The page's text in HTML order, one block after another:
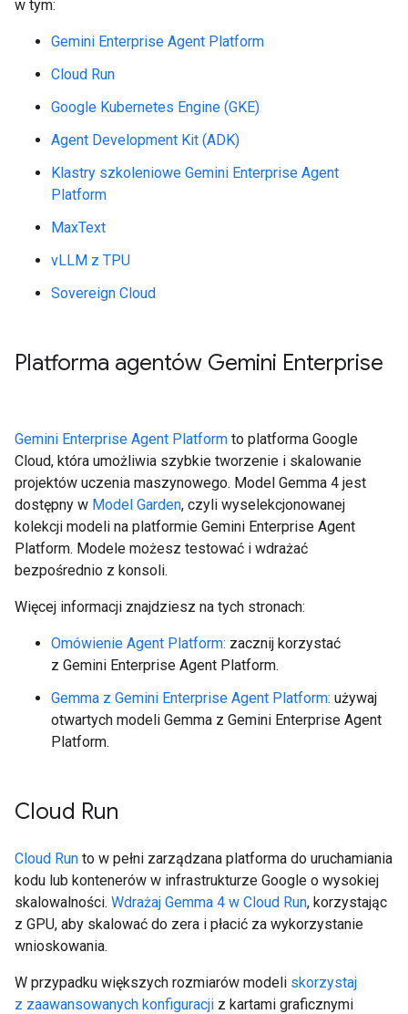
w tym:
Gemini Enterprise Agent Platform
Cloud Run
Google Kubernetes Engine (GKE)
Agent Development Kit (ADK)
Klastry szkoleniowe Gemini Enterprise Agent
Platform
MaxText
vLLM z TPU
Sovereign Cloud
Platforma agentów Gemini Enterprise
Gemini Enterprise Agent Platform to platforma Google
Cloud, która umożliwia szybkie tworzenie i skalowanie
projektów uczenia maszynowego. Model Gemma 4 jest
dostępny w Model Garden, czyli wyselekcjonowanej
kolekcji modeli na platformie Gemini Enterprise Agent
Platform. Modele możesz testować i wdrażać
bezpośrednio z konsoli.
Więcej informacji znajdziesz na tych stronach:
Omówienie Agent Platform: zacznij korzystać
z Gemini Enterprise Agent Platform.
Gemma z Gemini Enterprise Agent Platform: używaj
otwartych modeli Gemma z Gemini Enterprise Agent
Platform.
Cloud Run
Cloud Run to w pełni zarządzana platforma do uruchamiania
kodu lub kontenerów w infrastrukturze Google o wysokiej
skalowalności. Wdrażaj Gemma 4 w Cloud Run, korzystając
z GPU, aby skalować do zera i płacić za wykorzystanie
wnioskowania.
W przypadku większych rozmiarów modeli skorzystaj
z zaawansowanych konfiguracji z kartami graficznymi